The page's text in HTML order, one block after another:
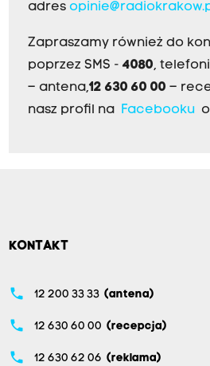
adres
Zapraszamy również do
poprzez SMS - 4080,
– antena,12 630 60 00 –
nasz profil na
Facebooku
KONTAKT
phone 12 200 33 33 (antena)
phone 12 630 60 00 (recepcja)
phone 12 630 62 06 (reklama)